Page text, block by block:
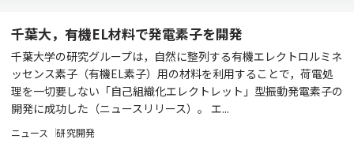
千葉大，有機EL材料で発電素子を開発
千葉大学の研究グループは，自然に整列する有機エレクトロルミネ
ッセンス素子（有機EL素子）用の材料を利用することで，荷電処
理を一切要しない「自己組織化エレクトレット」型振動発電素子の
開発に成功した（ニュースリリース）。 エ...
ニュース 研究開発